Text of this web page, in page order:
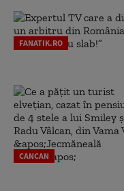
FANATIK.RO
CANCAN